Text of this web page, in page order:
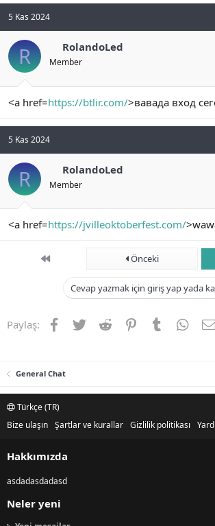
5 Kas 2024
R RolandoLed
Member
<a href=https://btlir.com/>вавада вход
5 Kas 2024
R RolandoLed
Member
<a href=https://jvilleoktoberfest.com/
First Önceki
Cevap yazmak için giriş yap yada
Paylaş: Facebook
TwitterReddit PinterestTumblr
General Chat
Türkçe (TR)
Bize ulaşın Şartlar ve kurallar Gizlilik politikası
Hakkımızda
asdadasdadasd
Neler yeni